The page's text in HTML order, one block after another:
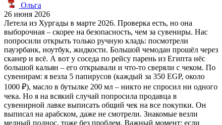
Ольга
26 июня 2026
Летела из Хургады в марте 2026. Проверка есть, но она
выборочная – скорее на безопасность, чем за сувениры. Нас
попросили открыть только ручную кладь: посмотрели
пауэрбанк, ноутбук, жидкости. Большой чемодан прошёл через
сканер и всё. А вот у соседа по рейсу парень из Египта нёс
большой кальян – его открывали и что-то сверяли с чеком. По
сувенирам: я везла 5 папирусов (каждый за 350 EGP, около
1000 ₽), масло в бутылке 200 мл – никто не спросил ни одного
чека. Но я на всякий случай попросила продавца в
сувенирной лавке выписать общий чек на все покупки. Он
выписал на арабском, даже не смотрели. Знакомые везли
медный поднос, тоже без проблем. Важный момент: если